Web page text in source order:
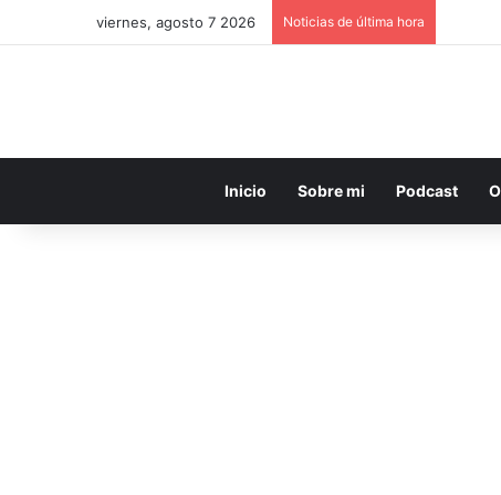
viernes, agosto 7 2026 Noticias de última hora
Inicio Sobre mi Podcast